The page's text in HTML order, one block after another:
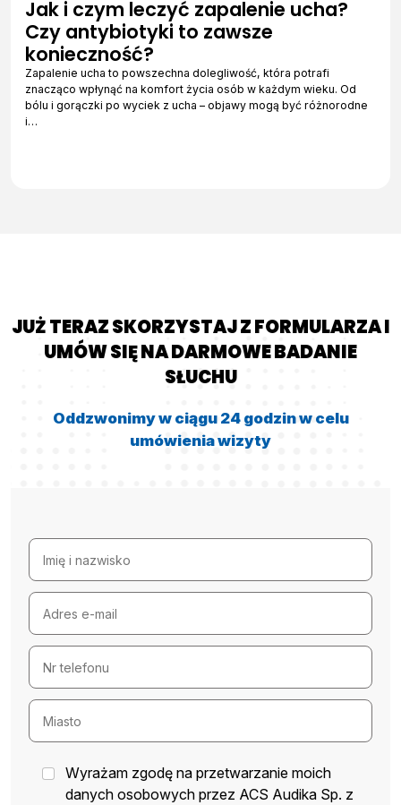
Jak i czym leczyć zapalenie ucha?
Czy antybiotyki to zawsze
konieczność?
Zapalenie ucha to powszechna dolegliwość, która potrafi
znacząco wpłynąć na komfort życia osób w każdym wieku. Od
bólu i gorączki po wyciek z ucha – objawy mogą być różnorodne
i…
JUŻ TERAZ SKORZYSTAJ Z FORMULARZA I
UMÓW SIĘ NA DARMOWE BADANIE
SŁUCHU
Oddzwonimy w ciągu 24 godzin w celu
umówienia wizyty
Wyrażam zgodę na przetwarzanie moich
danych osobowych przez ACS Audika Sp. z